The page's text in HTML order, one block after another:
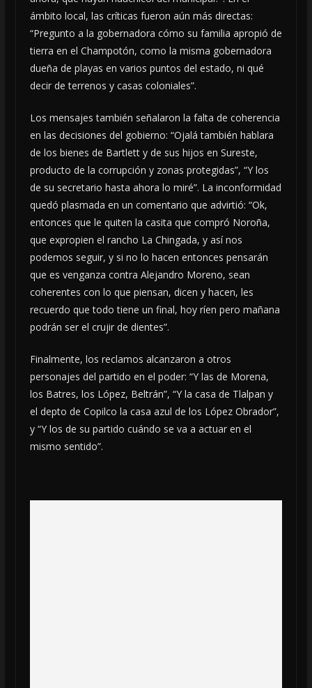
ámbito local, las críticas fueron aún más directas:
“Pregunto a la gobernadora cómo su familia apropió de
tierra en el Champotón, como la misma gobernadora
dueña de playas en varios puntos del estado, ni qué
decir de terrenos y casas coloniales”.
Los mensajes también señalaron la falta de coherencia
en las decisiones del gobierno: “Ojalá también hablara
de los bienes de Bartlett y de sus hijos en Sureste,
producto de la corrupción y zonas protegidas”, “Y los
de su secretario hasta ahora lo miré”. La inconformidad
quedó plasmada en un comentario que advirtió: “Ok,
entonces que le quiten la casita que compró Noroña,
que expropien el rancho La Chingada, y así nos
podemos seguir, y si no lo hacen entonces pensarán
que es venganza contra Alejandro Moreno, sean
coherentes con lo que piensan, dicen y hacen, les
recuerdo que todo tiene un final, hoy ríen pero mañana
podrán ser el crujir de dientes”.
Finalmente, los reclamos alcanzaron a otros
personajes del partido en el poder: “Y las de Morena,
los Batres, los López, Beltrán”, “Y la casa de Tlalpan y
el depto de Copilco la casa azul de los López Obrador”,
y “Y los de su partido cuándo se va a actuar en el
mismo sentido”.